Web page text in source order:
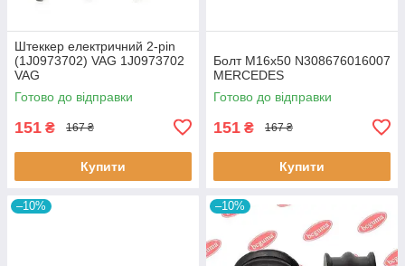
Штеккер електричний 2-pin
(1J0973702) VAG 1J0973702
VAG
Готово до відправки
151 ₴ 167 ₴
Купити
Болт M16x50 N308676016007
MERCEDES
Готово до відправки
151 ₴ 167 ₴
Купити
–10% –10%